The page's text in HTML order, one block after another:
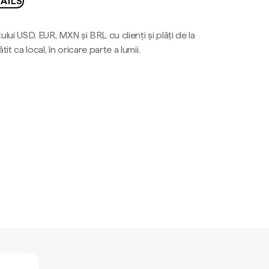
USD, EUR, MXN și BRL cu clienți și plăți de la
ca local, în oricare parte a lumii.